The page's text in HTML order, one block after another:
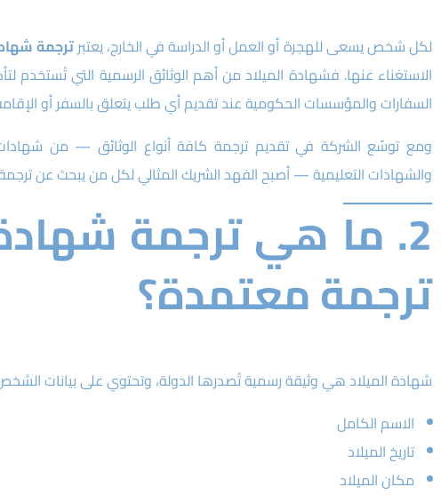
لكل شخص يسعى للهجرة أو العمل أو الدراسة في الخارج، يعتبرترجمة
الاستغناء عنها. فشهادة الميلاد من أهم الوثائق الرسمية التي تُستخدم
السفارات والمؤسسات الحكومية عند تقديم أي طلب يتعلق بالسفر أو
ومع توسّع الشركة في تقديم ترجمة كافة أنواع الوثائق — من شهادات
والشهادات التعليمية — أصبح الفهد الشريك المثالي لكل من يبحث عن
2. ما هي ترجمة شهادة
ترجمة معتمدة؟
شهادة الميلاد هي وثيقة رسمية تُصدرها الدولة، وتحتوي على بيانات
الاسم الكامل
تاريخ الميلاد
مكان الميلاد